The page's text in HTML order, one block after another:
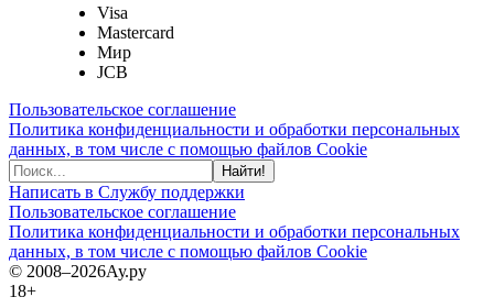
Visa
Mastercard
Мир
JCB
Пользовательское соглашение
Политика конфиденциальности и обработки персональных
данных, в том числе с помощью файлов Cookie
Найти!
Написать в Службу поддержки
Пользовательское соглашение
Политика конфиденциальности и обработки персональных
данных, в том числе с помощью файлов Cookie
© 2008–2026Ау.ру
18+